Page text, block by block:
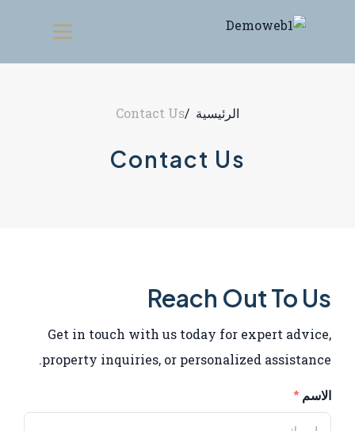
الرئيسية /
Contact Us
Contact Us
Reach Out To Us
Get in touch with us today for expert advice,
property inquiries, or personalized assistance.
الاسم